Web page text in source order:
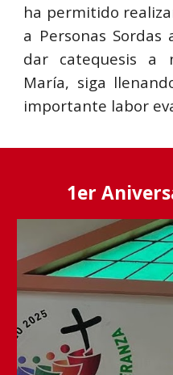
ha permitido
a Personas
dar catequesis a
María, siga
importante labor
1er